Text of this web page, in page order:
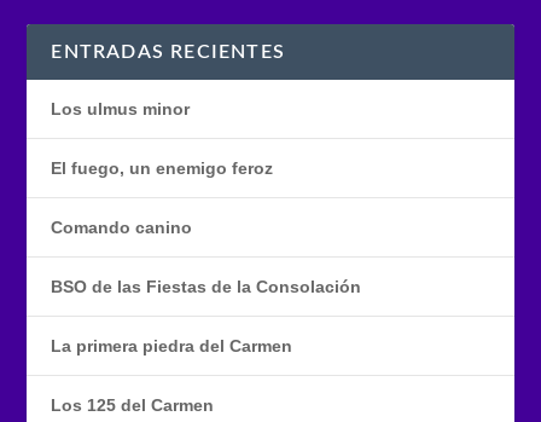
ENTRADAS RECIENTES
Los ulmus minor
El fuego, un enemigo feroz
Comando canino
BSO de las Fiestas de la Consolación
La primera piedra del Carmen
Los 125 del Carmen